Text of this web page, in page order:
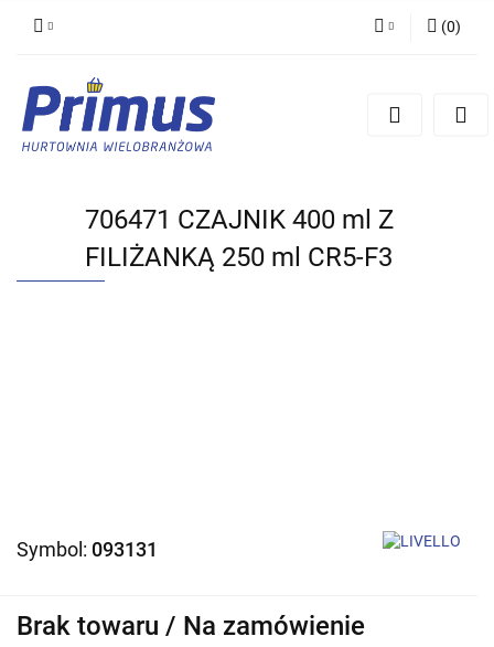
Zarejestruj się
(0)
706471 CZAJNIK 400 ml Z
FILIŻANKĄ 250 ml CR5-F3
Symbol: 093131
Brak towaru / Na zamówienie